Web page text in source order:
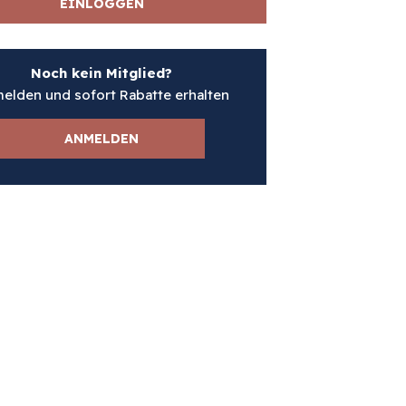
Noch kein Mitglied?
und sofort Rabatte erhalten
ANMELDEN